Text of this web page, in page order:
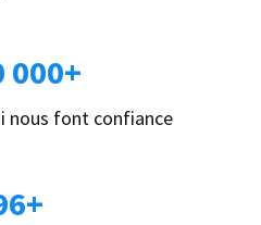
000+
nous font confiance